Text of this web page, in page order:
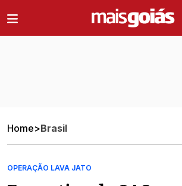
Home>Brasil
OPERAÇÃO LAVA JATO